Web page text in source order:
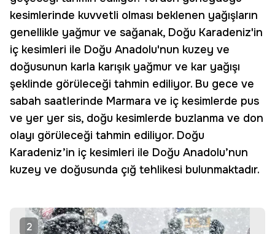
kesimlerinde kuvvetli olması beklenen yağışların
genellikle yağmur ve sağanak, Doğu Karadeniz'in
iç kesimleri ile Doğu Anadolu'nun kuzey ve
doğusunun karla karışık yağmur ve kar yağışı
şeklinde görüleceği tahmin ediliyor. Bu gece ve
sabah saatlerinde Marmara ve iç kesimlerde pus
ve yer yer sis, doğu kesimlerde buzlanma ve don
olayı görüleceği tahmin ediliyor. Doğu
Karadeniz’in iç kesimleri ile Doğu Anadolu’nun
kuzey ve doğusunda çığ tehlikesi bulunmaktadır.
2